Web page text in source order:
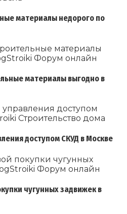
материалы недорого по
материалы выгодно в
доступом СКУД в Москве
чугунных задвижек в